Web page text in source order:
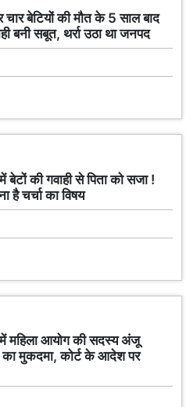
बेटियों की मौत के 5 साल बाद
बनी सबूत, थर्रा उठा था जनपद
की गवाही से पिता को सजा !
है चर्चा का विषय
आयोग की सदस्य अंजू
का मुकदमा, कोर्ट के आदेश पर